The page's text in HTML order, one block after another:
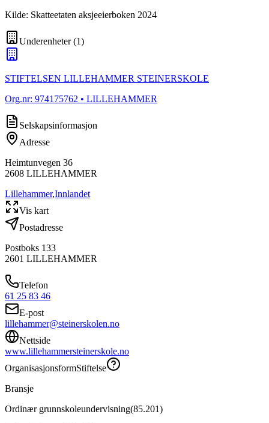
Kilde: Skatteetaten aksjeeierboken 2024
Underenheter(1)
STIFTELSEN LILLEHAMMER STEINERSKOLE
Org.nr: 974175762 • LILLEHAMMER
Selskapsinformasjon
Adresse
Heimtunvegen 36
2608 LILLEHAMMER
Lillehammer,Innlandet
Vis kart
Postadresse
Postboks 133
2601 LILLEHAMMER
Telefon
61 25 83 46
E-post
lillehammer@steinerskolen.no
Nettside
www.lillehammersteinerskole.no
OrganisasjonsformStiftelse
Bransje
Ordinær grunnskoleundervisning(85.201)